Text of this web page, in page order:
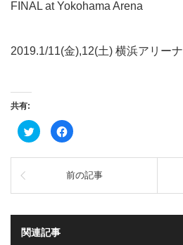
FINAL at Yokohama Arena
2019.1/11(金),12(土) 横浜アリーナ
共有:
ク
リ
共
(新
い
ウ
Facebook
で
る
に
ク
ッ
前の記事
関連記事